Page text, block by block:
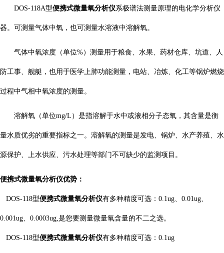
DOS-118A型便携式微量氧分析仪系极谱法测量原理的电化学分析仪
器。可测量气体中氧，也可测量水溶液中溶解氧。
气体中氧浓度（单位%）测量用于粮食、水果、药材仓库、坑道、人
防工事、舰艇，也用于医学上肺功能测量，电站、冶炼、化工等锅炉燃烧
过程中气相中氧浓度的测量。
溶解氧（单位mg/L ）是指溶解于水中或液相分子态氧，其含量是衡
量水质优劣的重要指标之一。溶解氧的测量是发电、锅炉、水产养殖、水
源保护、上水供应、污水处理等部门不可缺少的监测项目。
便携式微量氧分析仪优势：
DOS-118型便携式微量氧分析仪有多种精度可选：0.1ug、0.01ug、
0.001ug、0.0003ug,是您要测量微量氧含量的不二之选。
DOS-118型便携式微量氧分析仪有多种精度可选：0.1ug